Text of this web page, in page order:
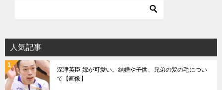
人気記事
深津英臣 嫁が可愛い。結婚や子供、兄弟の髪の毛につい
て【画像】